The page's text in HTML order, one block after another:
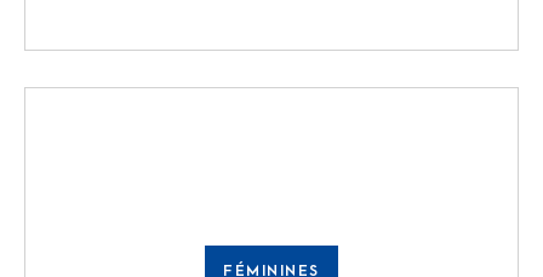
FÉMININES